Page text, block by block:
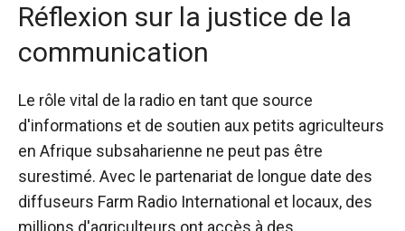
Réflexion sur la justice de la
communication
Le rôle vital de la radio en tant que source
d'informations et de soutien aux petits agriculteurs
en Afrique subsaharienne ne peut pas être
surestimé. Avec le partenariat de longue date des
diffuseurs Farm Radio International et locaux, des
millions d'agriculteurs ont accès à des